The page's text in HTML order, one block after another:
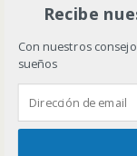
Recibe
Con nuestros
sueños